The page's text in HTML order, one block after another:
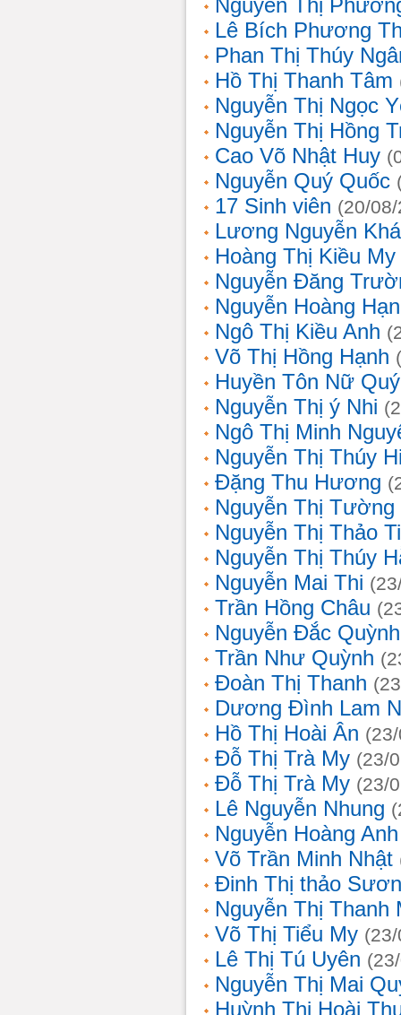
Nguyễn Thị
Lê Bích Phương
Phan Thị Thúy
Hồ Thị Thanh Tâm
Nguyễn Thị Ngọc
Nguyễn Thị Hồng
Cao Võ Nhật Huy
Nguyễn Quý Quốc
17 Sinh viên (20/
Lương Nguyễn
Hoàng Thị Kiều My
Nguyễn Đăng
Nguyễn Hoàng
Ngô Thị Kiều Anh
Võ Thị Hồng Hạnh
Huyền Tôn Nữ
Nguyễn Thị ý Nhi
Ngô Thị Minh
Nguyễn Thị Thúy
Đặng Thu Hương
Nguyễn Thị Tường
Nguyễn Thị Thảo
Nguyễn Thị Thúy
Nguyễn Mai Thi
Trần Hồng Châu
Nguyễn Đắc
Trần Như Quỳnh
Đoàn Thị Thanh
Dương Đình Lam
Hồ Thị Hoài Ân
Đỗ Thị Trà My (23/
Đỗ Thị Trà My (23/
Lê Nguyễn Nhung
Nguyễn Hoàng Anh
Võ Trần Minh Nhật
Đinh Thị thảo
Nguyễn Thị Thanh
Võ Thị Tiểu My
Lê Thị Tú Uyên
Nguyễn Thị Mai
Huỳnh Thị Hoài